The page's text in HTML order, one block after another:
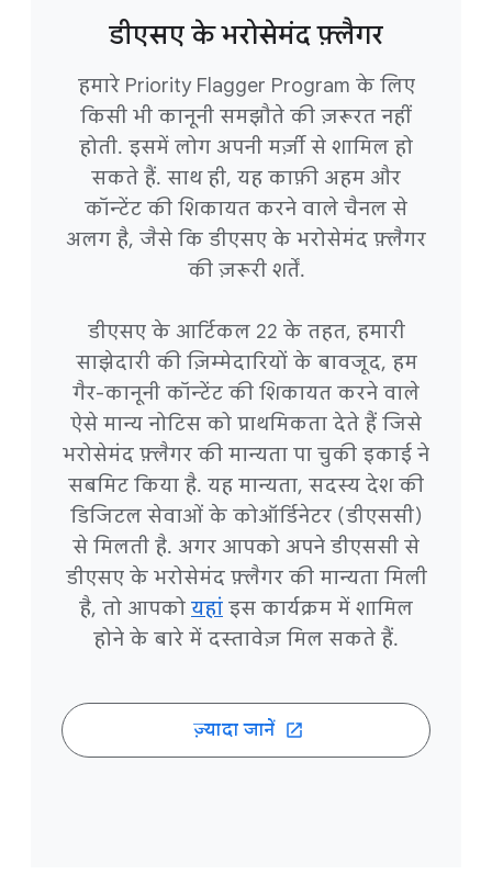
डीएसए के भरोसेमंद फ़्लैगर
हमारे Priority Flagger Program के लिए
किसी भी कानूनी समझौते की ज़रूरत नहीं
होती. इसमें लोग अपनी मर्ज़ी से शामिल हो
सकते हैं. साथ ही, यह काफ़ी अहम और
कॉन्टेंट की शिकायत करने वाले चैनल से
अलग है, जैसे कि डीएसए के भरोसेमंद फ़्लैगर
की ज़रूरी शर्तें.
डीएसए के आर्टिकल 22 के तहत, हमारी
साझेदारी की ज़िम्मेदारियों के बावजूद, हम
गैर-कानूनी कॉन्टेंट की शिकायत करने वाले
ऐसे मान्य नोटिस को प्राथमिकता देते हैं जिसे
भरोसेमंद फ़्लैगर की मान्यता पा चुकी इकाई ने
सबमिट किया है. यह मान्यता, सदस्य देश की
डिजिटल सेवाओं के कोऑर्डिनेटर (डीएससी)
से मिलती है. अगर आपको अपने डीएससी से
डीएसए के भरोसेमंद फ़्लैगर की मान्यता मिली
है, तो आपको यहां इस कार्यक्रम में शामिल
होने के बारे में दस्तावेज़ मिल सकते हैं.
ज़्यादा जानें